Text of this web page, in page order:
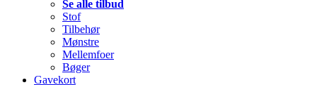
Se alle tilbud
Stof
Tilbehør
Mønstre
Mellemfoer
Bøger
Gavekort